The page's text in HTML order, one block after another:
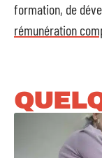
formation, de
rémunération